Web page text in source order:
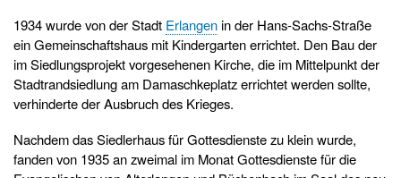
1934 wurde von der Stadt Erlangenin der Hans-Sachs-Straße
ein Gemeinschaftshaus mit Kindergarten errichtet. Den Bau der
im Siedlungsprojekt vorgesehenen Kirche, die im Mittelpunkt der
Stadtrandsiedlung am Damaschkeplatz errichtet werden sollte,
verhinderte der Ausbruch des Krieges.
Nachdem das Siedlerhaus für Gottesdienste zu klein wurde,
fanden von 1935 an zweimal im Monat Gottesdienste für die